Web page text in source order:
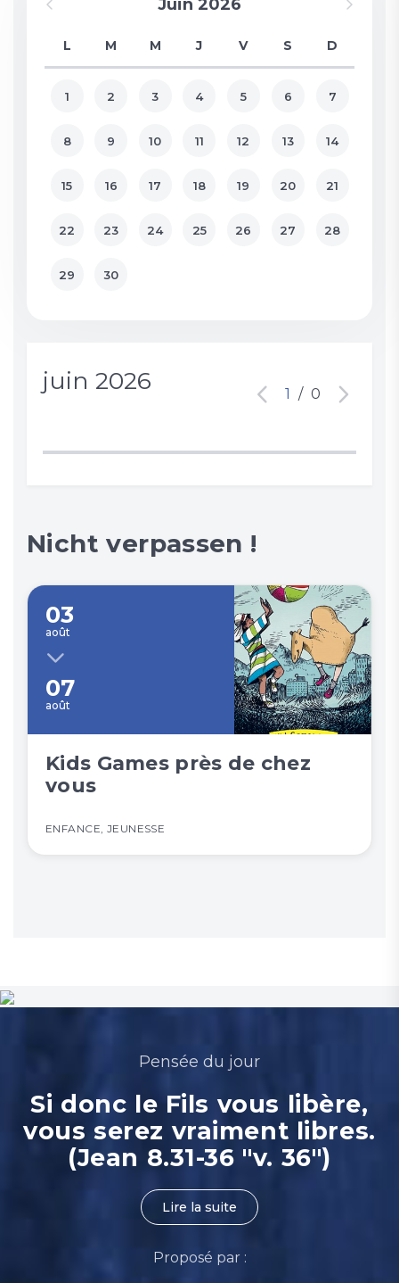
Juin 2026
L M M J V S D
1 2 3 4 5 6 7
8 9 10 11 12 13 14
15 16 17 18 19 20 21
22 23 24 25 26 27 28
29 30
juin 2026 1 / 0
Nicht verpassen !
03
août
07
août
Kids Games près de chez
vous
ENFANCE, JEUNESSE
Pensée du jour
Si donc le Fils vous libère,
vous serez vraiment libres.
(Jean 8.31-36 "v. 36")
Lire la suite
Proposé par :